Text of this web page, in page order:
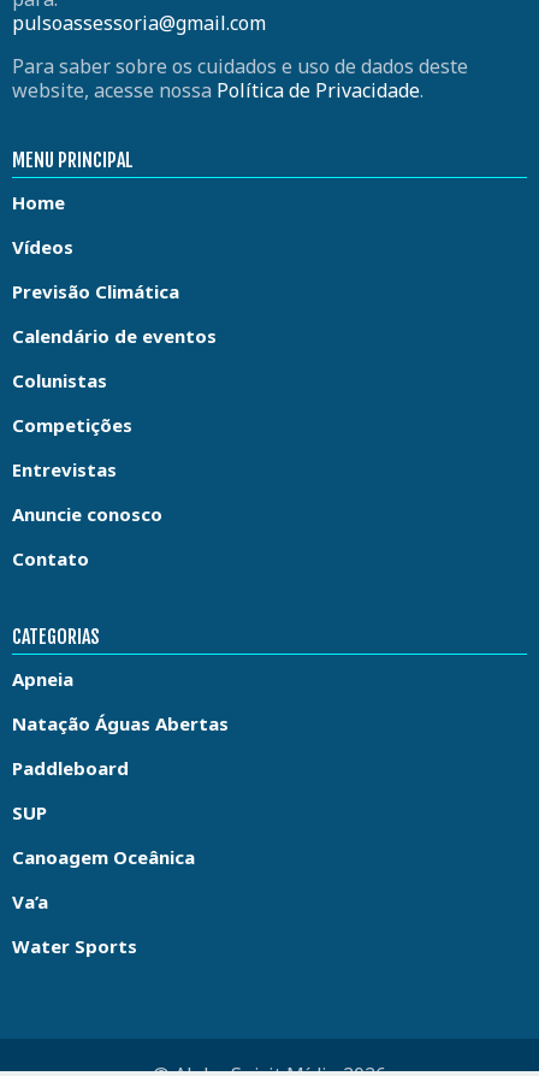
pulsoassessoria@gmail.com
Para saber sobre os cuidados e uso de dados deste
website, acesse nossa Política de Privacidade.
MENU PRINCIPAL
Home
Vídeos
Previsão Climática
Calendário de eventos
Colunistas
Competições
Entrevistas
Anuncie conosco
Contato
CATEGORIAS
Apneia
Natação Águas Abertas
Paddleboard
SUP
Canoagem Oceânica
Va’a
Water Sports